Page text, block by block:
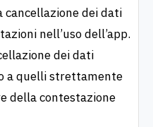
dei dati
nell’uso dell’app.
dei dati
a quelli strettamente
della contestazione